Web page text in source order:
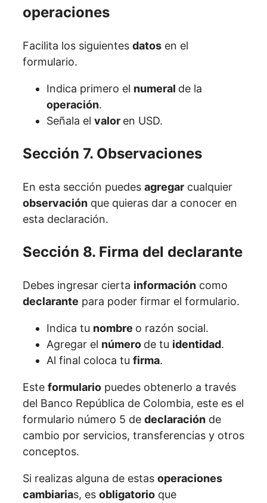
operaciones
Facilita los siguientes datos en el
formulario.
Indica primero el numeral de la
operación.
Señala el valor en USD.
Sección 7. Observaciones
En esta sección puedes agregar cualquier
observación que quieras dar a conocer en
esta declaración.
Sección 8. Firma del declarante
Debes ingresar cierta información como
declarante para poder firmar el formulario.
Indica tu nombre o razón social.
Agregar el número de tu identidad.
Al final coloca tu firma.
Este formulario puedes obtenerlo a través
del Banco República de Colombia, este es el
formulario número 5 de declaración de
cambio por servicios, transferencias y otros
conceptos.
Si realizas alguna de estas operaciones
cambiarias, es obligatorio que